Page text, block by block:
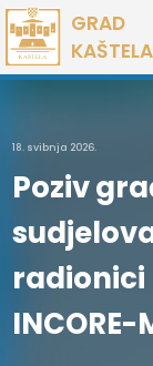
Preskoči
na
sadržaj
GRAD
KAŠTELA
18. svibnja 2026.
Poziv
radionici
INCORE-